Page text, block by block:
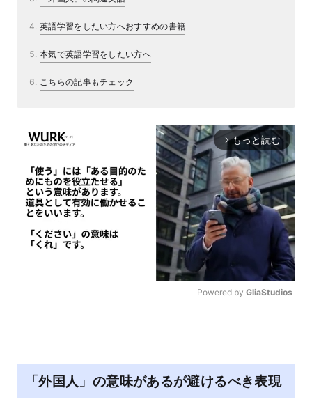
英語学習をしたい方へおすすめの書籍
本気で英語学習をしたい方へ
こちらの記事もチェック
arrow_forward_ios もっと読む
Powered by GliaStudios
「外国人」の意味があるが避けるべき表現